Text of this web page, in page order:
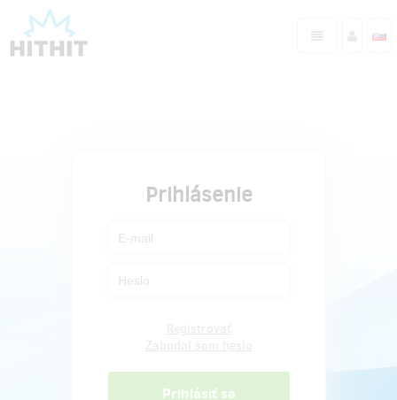
Prihlásenie